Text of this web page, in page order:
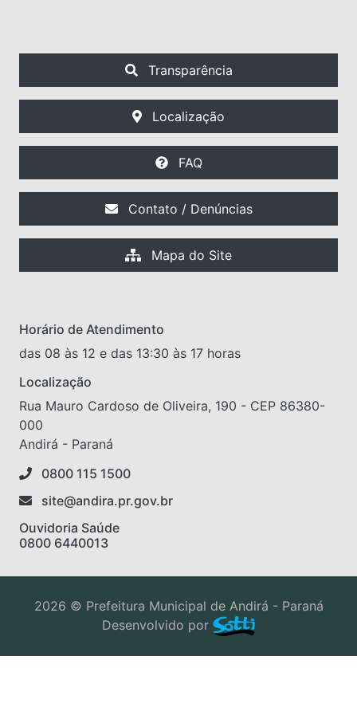
Transparência
Localização
FAQ
Contato / Denúncias
Mapa do Site
Horário de Atendimento
das 08 às 12 e das 13:30 às 17 horas
Localização
Rua Mauro Cardoso de Oliveira, 190 - CEP 86380-
000
Andirá - Paraná
0800 115 1500
site@andira.pr.gov.br
Ouvidoria Saúde
0800 6440013
2026 © Prefeitura Municipal de Andirá - Paraná
Desenvolvido por